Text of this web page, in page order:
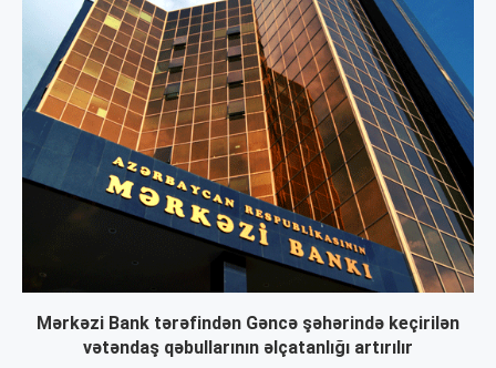
Mərkəzi Bank tərəfindən Gəncə şəhərində keçirilən
vətəndaş qəbullarının əlçatanlığı artırılır